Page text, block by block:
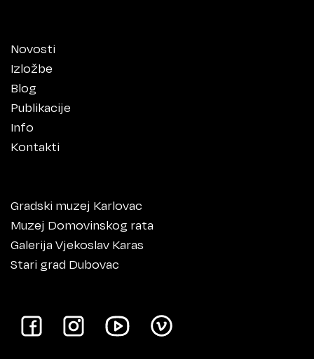
Novosti
Izložbe
Blog
Publikacije
Info
Kontakti
Gradski muzej Karlovac
Muzej Domovinskog rata
Galerija Vjekoslav Karas
Stari grad Dubovac